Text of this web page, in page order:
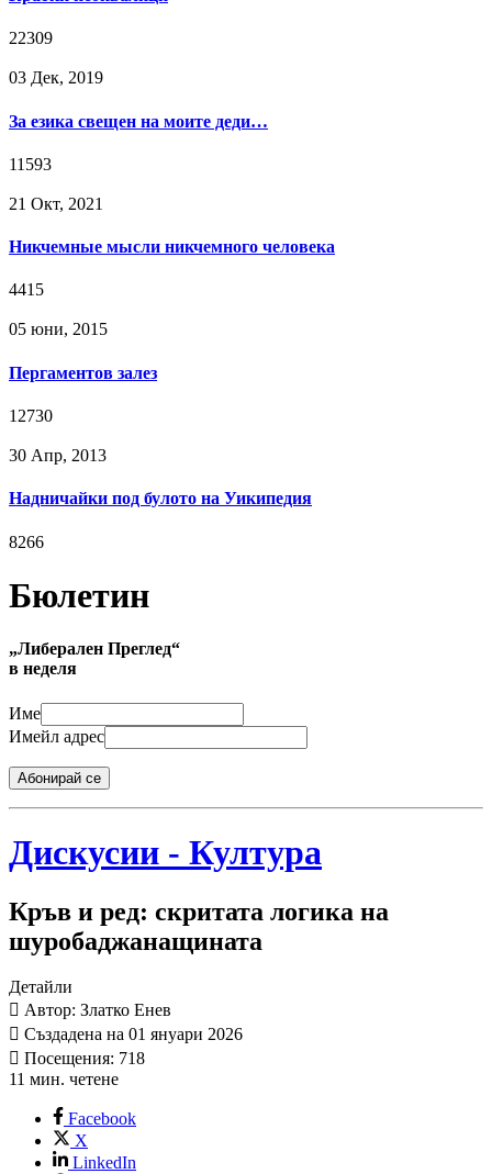
22309
03 Дек, 2019
За езика свещен на моите деди…
11593
21 Окт, 2021
Никчемные мысли никчемного человека
4415
05 юни, 2015
Пергаментов залез
12730
30 Апр, 2013
Надничайки под булото на Уикипедия
8266
Бюлетин
„Либерален Преглед“
в неделя
Име
Имейл адрес
Абонирай се
Дискусии - Култура
Кръв и ред: скритата логика на
шуробаджанащината
Детайли
Автор: Златко Енев
Създадена на 01 януари 2026
Посещения: 718
11 мин. четене
Facebook
X
LinkedIn